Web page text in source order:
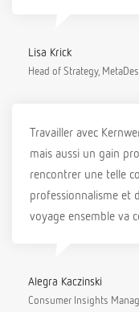
Lisa Krick
Head of Strategy,
Travailler avec
mais aussi un gain
rencontrer une telle
professionnalisme et
voyage ensemble va
Alegra Kaczinski
Consumer Insights